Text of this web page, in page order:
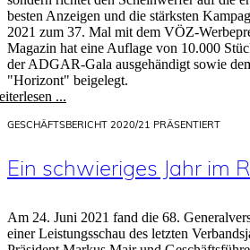
besten Anzeigen und die stärksten
2021 zum 37. Mal mit dem VÖZ-
Magazin hat eine Auflage von 10.000
der ADGAR-Gala ausgehändigt sowie
"Horizont" beigelegt.
...
GESCHÄFTSBERICHT 2020/21 PRÄSENTIERT
Ein schwieriges Jahr im
Am 24. Juni 2021 fand die 68.
einer Leistungsschau des letzten